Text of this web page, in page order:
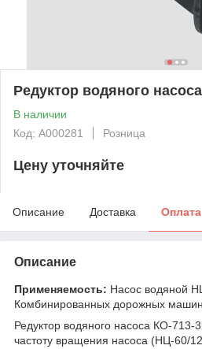
Редуктор водяного
В наличии
Код: А000281
Розница
Цену уточняйте
Описание Доставка Оплата
Описание
Применяемость: Насос водяной
Комбинированных дорожных
Редуктор водяного насоса КО-713-
частоту вращения насоса (НЦ-60/